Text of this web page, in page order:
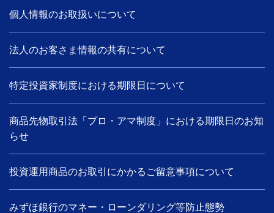
個人情報のお取扱いについて
法人のお客さま情報の共有について
特定投資家制度における期限日について
商品先物取引法「プロ・アマ制度」における期限日のお知
らせ
投資運用商品のお取引にかかるご留意事項について
みずほ銀行のマネー・ローンダリング等防止態勢